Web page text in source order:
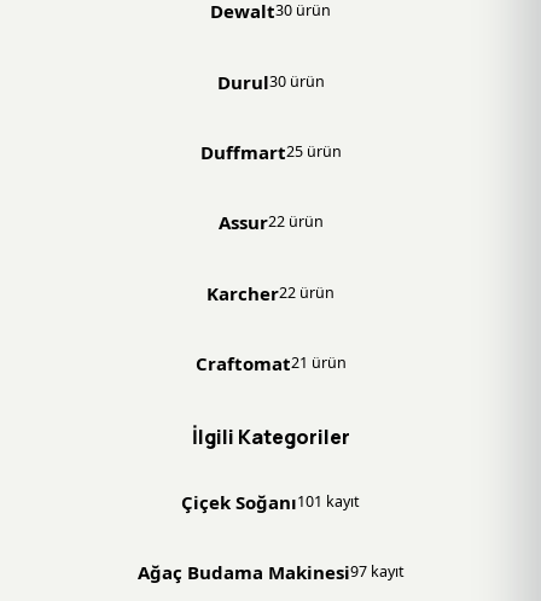
Dewalt30 ürün
Durul30 ürün
Duffmart25 ürün
Assur22 ürün
Karcher22 ürün
Craftomat21 ürün
İlgili Kategoriler
Çiçek Soğanı101 kayıt
Ağaç Budama Makinesi97 kayıt